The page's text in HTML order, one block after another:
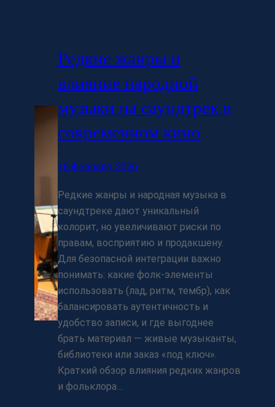
Редкие жанры и
влияние народной
музыки на саундтрек в
современном кино
18 февраля, 2026
Редкие жанры и народная музыка в
саундтреке дают уникальный
колорит, но увеличивают риски по
правам, восприятию и продакшену.
Для безопасной интеграции важно
понимать: какие фолк‑элементы
использовать (лад, ритм, тембр), как
балансировать аутентичность и
удобство записи, и где выгоднее
брать материал — живые музыканты,
библиотеки или заказ «под ключ».
Краткий обзор влияния редких жанров
и фольклора…